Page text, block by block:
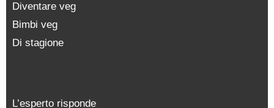
Diventare veg
Bimbi veg
Di stagione
L’esperto risponde